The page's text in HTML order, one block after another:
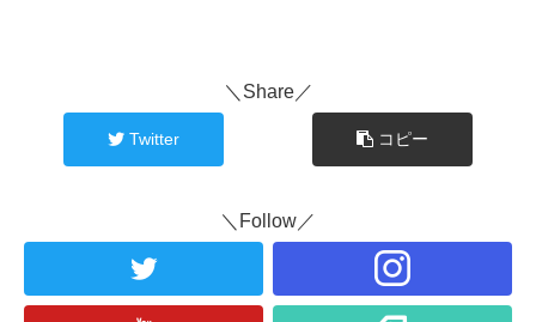
＼Share／
Twitter コピー
＼Follow／